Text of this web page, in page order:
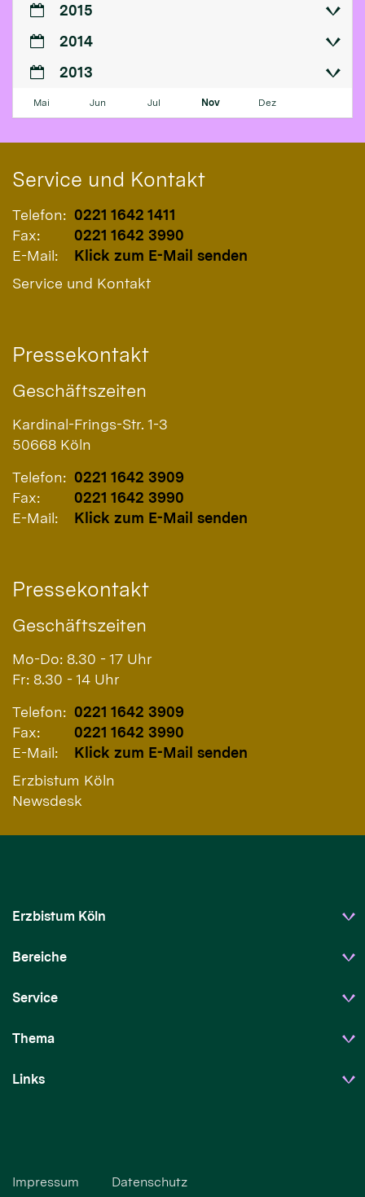
2015
2014
2013
Mai Jun Jul Nov Dez
Service und Kontakt
Telefon: 0221 1642 1411
Fax:
0221 1642 3990
E-Mail:
Klick zum E-Mail senden
Service und Kontakt
Pressekontakt
Geschäftszeiten
Kardinal-Frings-Str. 1-3
50668 Köln
Telefon: 0221 1642 3909
Fax:
0221 1642 3990
E-Mail:
Klick zum E-Mail senden
Pressekontakt
Geschäftszeiten
Mo-Do: 8.30 - 17 Uhr
Fr: 8.30 - 14 Uhr
Telefon: 0221 1642 3909
Fax:
0221 1642 3990
E-Mail:
Klick zum E-Mail senden
Erzbistum Köln
Newsdesk
Erzbistum Köln
Bereiche
Service
Thema
Links
Impressum Datenschutz